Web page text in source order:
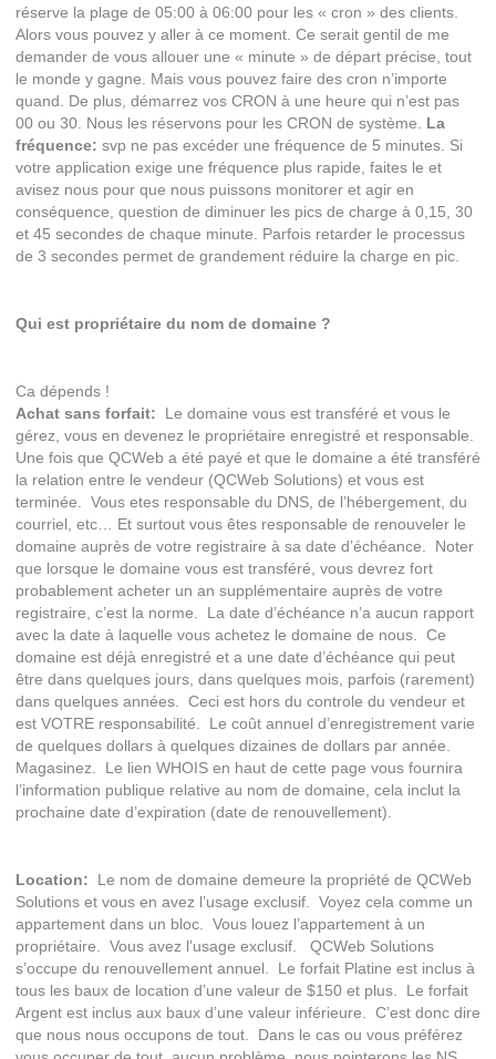
réserve la plage de 05:00 à 06:00 pour les « cron » des clients.
Alors vous pouvez y aller à ce moment. Ce serait gentil de me
demander de vous allouer une « minute » de départ précise, tout
le monde y gagne. Mais vous pouvez faire des cron n’importe
quand. De plus, démarrez vos CRON à une heure qui n’est pas
00 ou 30. Nous les réservons pour les CRON de système. La
fréquence: svp ne pas excéder une fréquence de 5 minutes. Si
votre application exige une fréquence plus rapide, faites le et
avisez nous pour que nous puissons monitorer et agir en
conséquence, question de diminuer les pics de charge à 0,15, 30
et 45 secondes de chaque minute. Parfois retarder le processus
de 3 secondes permet de grandement réduire la charge en pic.
Qui est propriétaire du nom de domaine ?
Ca dépends !
Achat sans forfait:
Le domaine vous est transféré et vous le
gérez, vous en devenez le propriétaire enregistré et responsable.
Une fois que QCWeb a été payé et que le domaine a été transféré
la relation entre le vendeur (QCWeb Solutions) et vous est
terminée. Vous etes responsable du DNS, de l’hébergement, du
courriel, etc… Et surtout vous êtes responsable de renouveler le
domaine auprès de votre registraire à sa date d’échéance. Noter
que lorsque le domaine vous est transféré, vous devrez fort
probablement acheter un an supplémentaire auprès de votre
registraire, c’est la norme. La date d’échéance n’a aucun rapport
avec la date à laquelle vous achetez le domaine de nous. Ce
domaine est déjà enregistré et a une date d’échéance qui peut
être dans quelques jours, dans quelques mois, parfois (rarement)
dans quelques années. Ceci est hors du controle du vendeur et
est VOTRE responsabilité. Le coût annuel d’enregistrement varie
de quelques dollars à quelques dizaines de dollars par année.
Magasinez. Le lien WHOIS en haut de cette page vous fournira
l’information publique relative au nom de domaine, cela inclut la
prochaine date d’expiration (date de renouvellement).
Location:
Le nom de domaine demeure la propriété de QCWeb
Solutions et vous en avez l’usage exclusif. Voyez cela comme un
appartement dans un bloc. Vous louez l’appartement à un
propriétaire. Vous avez l’usage exclusif. QCWeb Solutions
s’occupe du renouvellement annuel. Le forfait Platine est inclus à
tous les baux de location d’une valeur de $150 et plus. Le forfait
Argent est inclus aux baux d’une valeur inférieure. C’est donc dire
que nous nous occupons de tout. Dans le cas ou vous préférez